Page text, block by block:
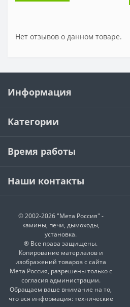
Нет отзывов о данном товаре.
Информация
Категории
Время работы
Наши контакты
© 2002-2026 "Мета Россия" -
камины, печи, дымоходы,
установка.
® Все права защищены.
Копирование материалов и
изображений товаров с сайта
Мета Россия, разрешены только с
согласия администрации.
Обращаем ваше внимание на то,
что вся информация: технические